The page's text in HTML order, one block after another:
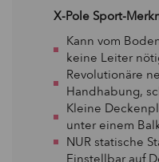
X-Pole Sport-
Kann vom
keine Leiter
Revolutionäre
Handhabung,
Kleine
unter einem
NUR statische
Einstellbar auf